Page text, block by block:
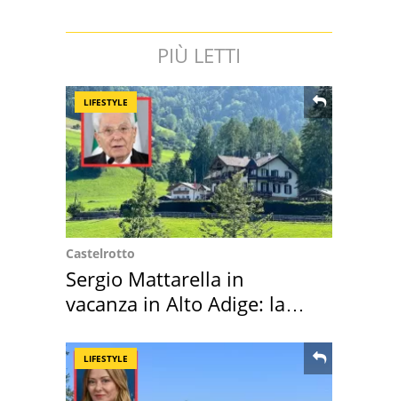
PIÙ LETTI
LIFESTYLE
Castelrotto
Sergio Mattarella in
vacanza in Alto Adige: la
LIFESTYLE